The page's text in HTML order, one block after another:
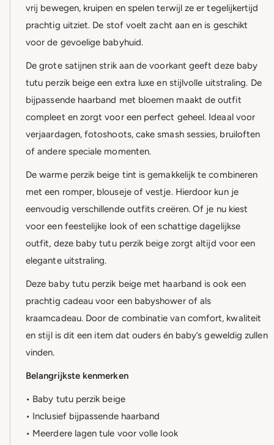
vrij bewegen, kruipen en spelen terwijl ze er tegelijkertijd
prachtig uitziet. De stof voelt zacht aan en is geschikt
voor de gevoelige babyhuid.
De grote satijnen strik aan de voorkant geeft deze baby
tutu perzik beige een extra luxe en stijlvolle uitstraling. De
bijpassende haarband met bloemen maakt de outfit
compleet en zorgt voor een perfect geheel. Ideaal voor
verjaardagen, fotoshoots, cake smash sessies, bruiloften
of andere speciale momenten.
De warme perzik beige tint is gemakkelijk te combineren
met een romper, blouseje of vestje. Hierdoor kun je
eenvoudig verschillende outfits creëren. Of je nu kiest
voor een feestelijke look of een schattige dagelijkse
outfit, deze baby tutu perzik beige zorgt altijd voor een
elegante uitstraling.
Deze baby tutu perzik beige met haarband is ook een
prachtig cadeau voor een babyshower of als
kraamcadeau. Door de combinatie van comfort, kwaliteit
en stijl is dit een item dat ouders én baby’s geweldig zullen
vinden.
Belangrijkste kenmerken
• Baby tutu perzik beige
• Inclusief bijpassende haarband
• Meerdere lagen tule voor volle look